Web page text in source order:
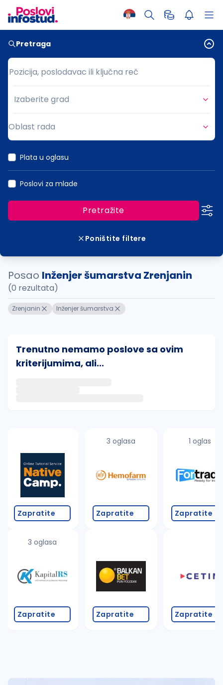
Pretraga
Pozicija, poslodavac ili ključna reč
Pozicija, poslodavac ili ključna reč
Grad
Izaberite grad
Oblast rada
Plata u oglasu
Poslovi za mlade
Pretražite
Poništite filtere
Posao Inženjer šumarstva Zrenjanin
(0 rezultata)
Zrenjanin Inženjer šumarstva
Trenutno nemamo poslove sa ovim
kriterijumima, ali...
Takođe možete da:
proverite pravopisne greške (koristite č, ć, š, đ,
povećajte radijus za odabrani grad
promenite odabrane filtere pretrage
Zapratite
3 oglasa
Zapratite
3 oglasa
Zapratite
Zapratite
1 oglas
Zapratite
Zapratite